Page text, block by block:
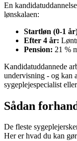
En
lønskalaen:
Startløn (0-1
Efter 4 år:
Pension: 21 %
Kandidatuddannede
undervisning - og kan
sygeplejespecialist
Sådan
De fleste
Her er hvad du kan